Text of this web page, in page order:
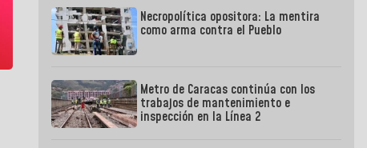
Necropolítica opositora: La mentira
como arma contra el Pueblo
Metro de Caracas continúa con los
trabajos de mantenimiento e
inspección en la Línea 2